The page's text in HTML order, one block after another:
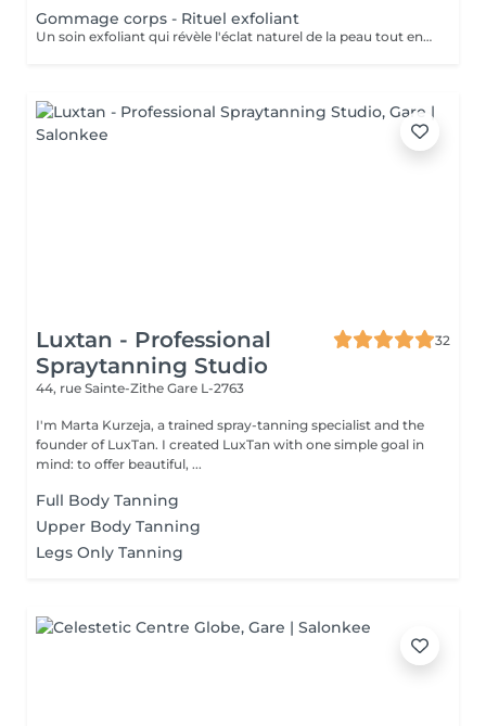
Gommage corps - Rituel exfoliant
Un soin exfoliant qui révèle l'éclat naturel de la peau tout en offrant un véritable moment de détente. Le gommage permet d'éliminer les cellules mortes, d'affiner le grain de peau et de laisser la peau plus douce et lumineuse. Selon vos préférences, vous pouvez choisir entre un gommage au savon noir, pour une exfoliation enveloppante et purifiante, ou un gommage à grains, pour une action plus tonique et efficace. La senteur sélectionnée accompagne l'ensemble du soin et prolonge l'expérience, avec la possibilité d'ajouter une huile de massage pour un moment encore plus enveloppant. La peau est douce, lisse et délicatement parfumée, le corps détendu et l'esprit apaisé. Un soin idéal pour préparer la peau, la sublimer ou simplement s'offrir un moment pour soi.
Luxtan - Professional
Spraytanning Studio
32
44, rue Sainte-Zithe Gare L-2763
I'm Marta Kurzeja, a trained spray-tanning specialist and the
founder of LuxTan. I created LuxTan with one simple goal in
mind: to offer beautiful, ...
Full Body Tanning
Upper Body Tanning
Legs Only Tanning